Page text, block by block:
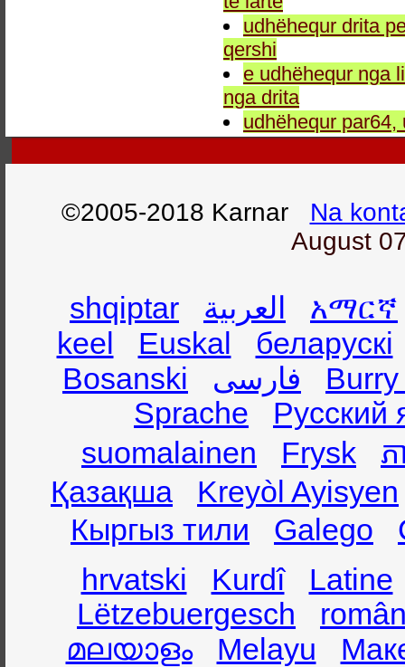
udhëhequr drita
qershi
e udhëhequr nga
nga drita
udhëhequr
©2005-2018 Karnar Na
August
shqiptar العربية
አማርኛ
keel
Euskal
беларускі
Bosanski
فارسی
Sprache
Русский
suomalainen
Frysk
ភ
Қазақша
Kreyòl Ayisyen
Кыргыз тили
Galego
hrvatski
Kurdî
Latine
Lëtzebuergesch
മലയാളം
Melayu